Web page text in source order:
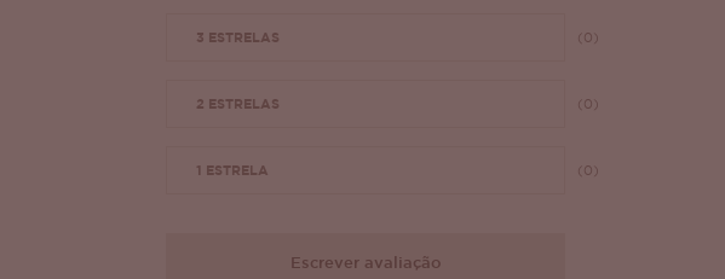
3 ESTRELAS (0)
2 ESTRELAS (0)
1 ESTRELA (0)
Escrever avaliação